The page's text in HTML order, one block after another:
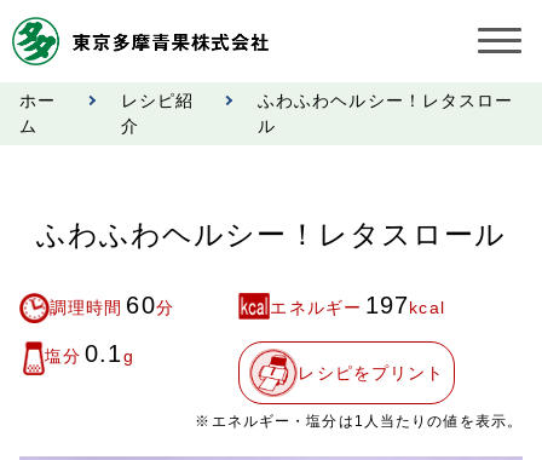
業務規程
市況情報
公表事項
ホー
ム
レシピ紹
介
ふわふわヘルシー！レタスロー
ル
ふわふわヘルシー！レタスロール
調理時間 60分 エネルギー 197kcal
塩分 0.1g
レシピをプリント
※エネルギー・塩分は1人当たりの値を表示。